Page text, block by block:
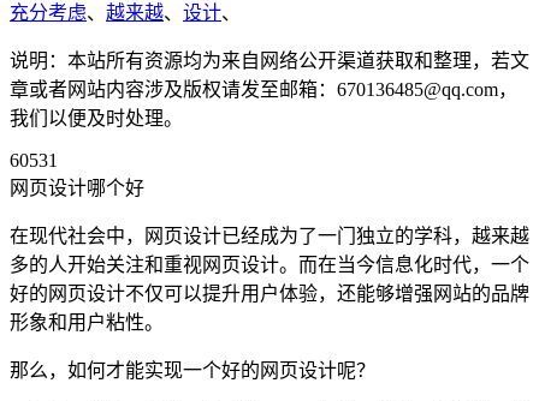
充分考虑、 越来越、 设计、
说明：本站所有资源均为来自网络公开渠道获取和整理，若文
章或者网站内容涉及版权请发至邮箱：670136485@qq.com，
我们以便及时处理。
60531
网页设计哪个好
在现代社会中，网页设计已经成为了一门独立的学科，越来越
多的人开始关注和重视网页设计。而在当今信息化时代，一个
好的网页设计不仅可以提升用户体验，还能够增强网站的品牌
形象和用户粘性。
那么，如何才能实现一个好的网页设计呢？